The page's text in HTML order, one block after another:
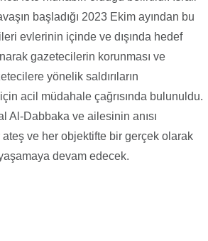
başladığı 2023 Ekim ayından bu
evlerinin içinde ve dışında hedef
gazetecilerin korunması ve
yönelik saldırıların
acil müdahale çağrısında bulunuldu.
Al-Dabbaka ve ailesinin anısı
ve her objektifte bir gerçek olarak
devam edecek.